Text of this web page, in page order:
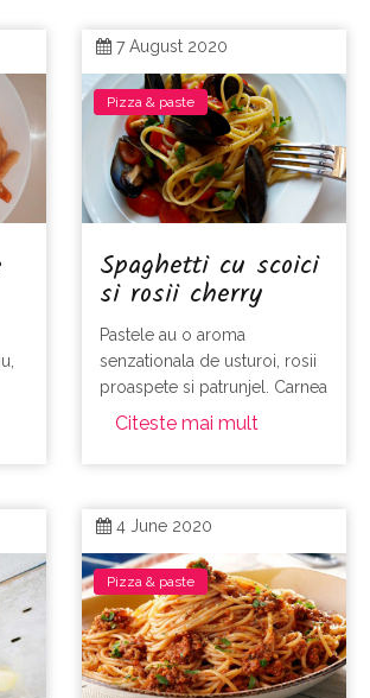
7 August 2020
Pizza & paste
Spaghetti cu scoici
si rosii cherry
Pastele au o aroma
senzationala de usturoi, rosii
proaspete si patrunjel. Carnea
scoicilor este delicata si
Citeste mai mult
4 June 2020
Pizza & paste